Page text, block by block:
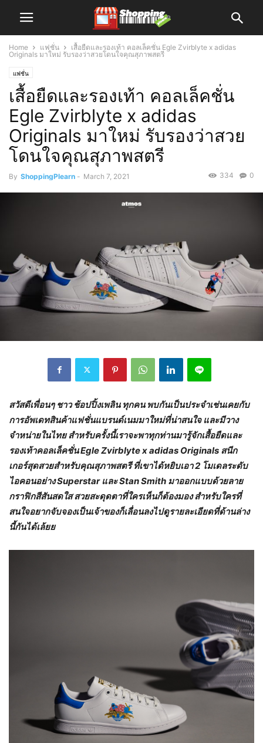
Home แฟชั่น
เสื้อยืดและรองเท้า คอลเล็คชั่น Egle Zvirblyte x adidas
Originals มาใหม่ รับรองว่าสวยโดนใจคุณสุภาพสตรี
แฟชั่น
เสื้อยืดและรองเท้า คอลเล็คชั่น
Egle Zvirblyte x adidas
Originals มาใหม่ รับรองว่าสวย
โดนใจคุณสุภาพสตรี
By ShoppingPlearn - March 7, 2021 0
334
สวัสดีเพื่อนๆ ชาว ช้อปปิ้งเพลิน ทุกคน พบกันเป็นประจำเช่นเคยกับ
การอัพเดทสินค้าแฟชั่นแบรนด์เนมมาใหม่ที่น่าสนใจ และมีวาง
จำหน่ายในไทย สำหรับครั้งนี้เราจะพาทุกท่านมารู้จักเสื้อยืดและ
รองเท้าคอลเล็คชั่นEgle Zvirblyte x adidas Originals สนีก
เกอร์สุดสวยสำหรับคุณสุภาพสตรี ที่เขาได้หยิบเอา 2 โมเดลระดับ
ไอคอนอย่าง Superstar และ Stan Smith มาออกแบบด้วยลาย
กราฟิกสีสันสดใส สวยสะดุดตาที่ใครเห็นก็ต้องมอง สำหรับใครที่
สนใจอยากจับจองเป็นเจ้าของก็เลื่อนลงไปดูรายละเอียดที่ด้านล่าง
นี้กันได้เล้ยย